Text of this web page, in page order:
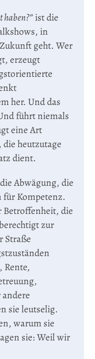
ist die
in
geht. Wer
erzeugt
her. Und das
führt niemals
eine Art
heutzutage
dient.
Abwägung, die
für Kompetenz.
Betroffenheit, die
zur
Straße
Rente,
sie leutselig.
warum sie
sie: Weil wir